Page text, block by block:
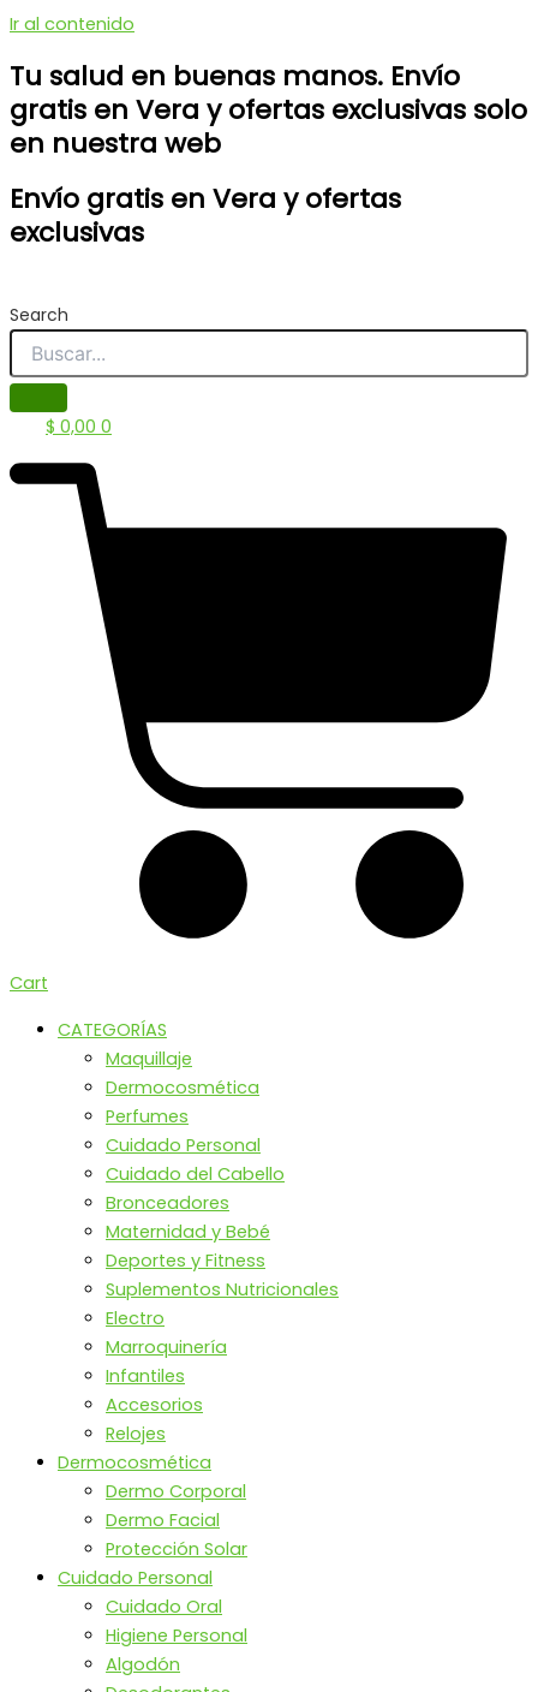
Ir al contenido
Tu salud en buenas manos. Envío
gratis en Vera y ofertas exclusivas solo
en nuestra web
Envío gratis en Vera y ofertas
exclusivas
Search
$ 0,00 0
Cart
CATEGORÍAS
Maquillaje
Dermocosmética
Perfumes
Cuidado Personal
Cuidado del Cabello
Bronceadores
Maternidad y Bebé
Deportes y Fitness
Suplementos Nutricionales
Electro
Marroquinería
Infantiles
Accesorios
Relojes
Dermocosmética
Dermo Corporal
Dermo Facial
Protección Solar
Cuidado Personal
Cuidado Oral
Higiene Personal
Algodón